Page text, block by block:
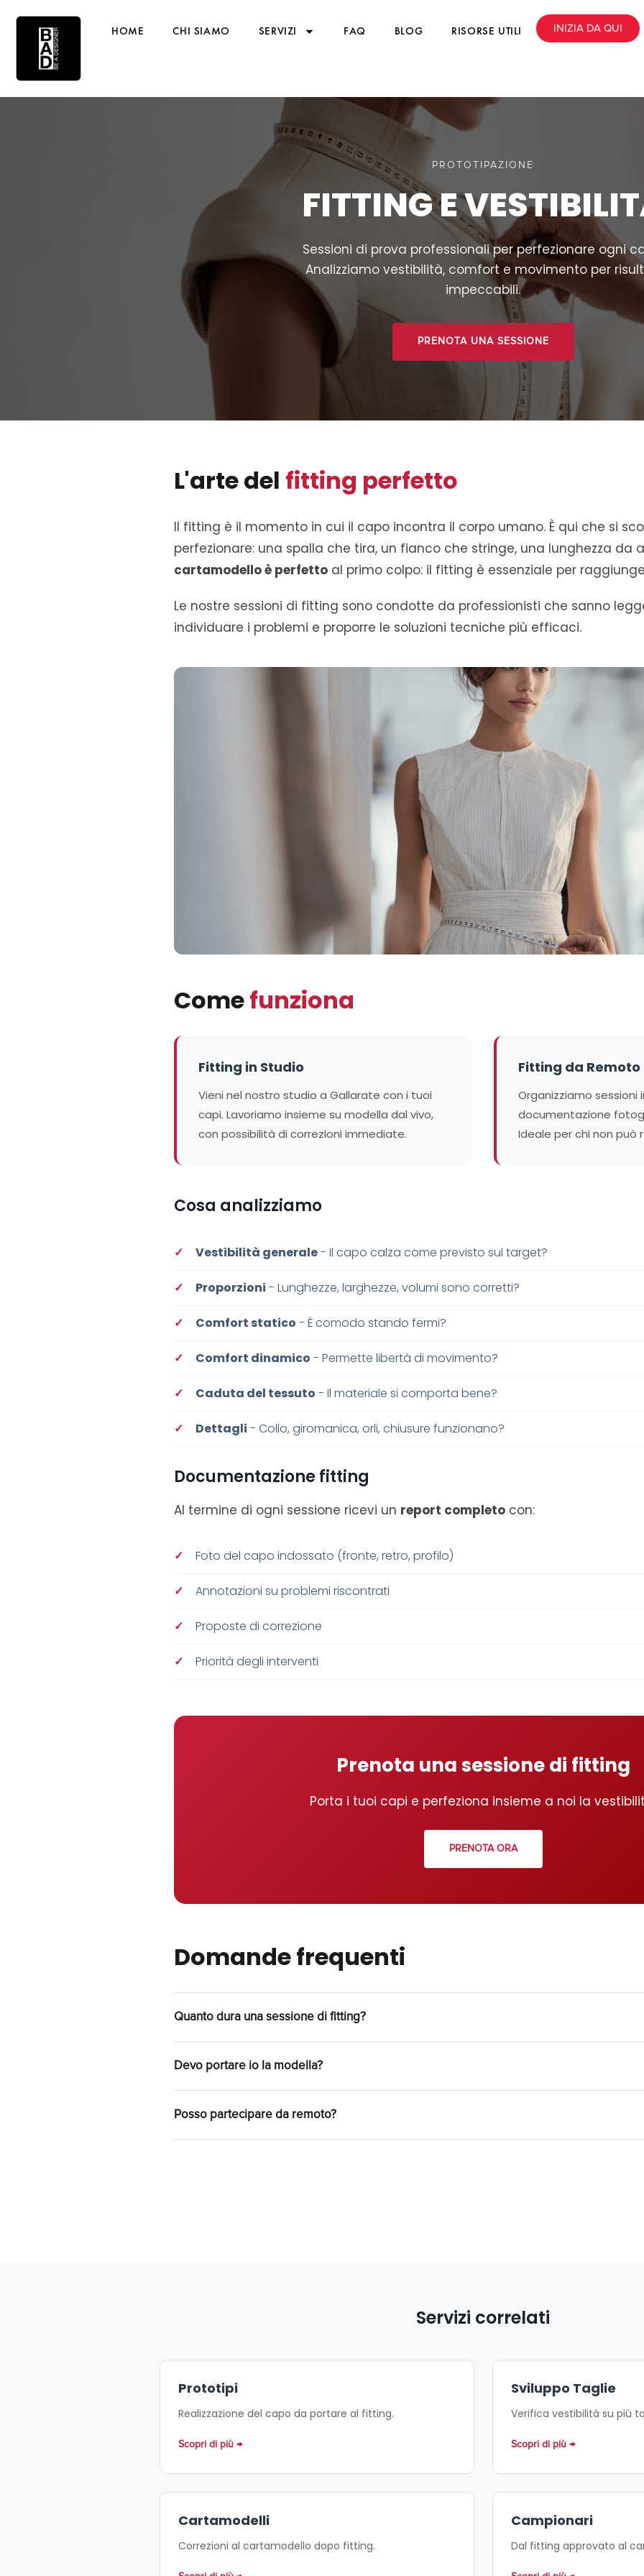
HOME CHI SIAMO SERVIZI FAQ BLOG RISORSE UTILI INIZIA DA QUI
PROTOTIPAZIONE
FITTING E
Sessioni di prova professionali per perfezionare ogni
Analizziamo vestibilità, comfort e movimento per
impeccabili.
PRENOTA UNA SESSIONE
L'arte del fitting perfetto
Il fitting è il momento in cui il capo incontra il corpo umano. È qui che si
perfezionare: una spalla che tira, un fianco che stringe, una lunghezza da
cartamodello è perfetto al primo colpo: il fitting è essenziale per
Le nostre sessioni di fitting sono condotte da professionisti che sanno
individuare i problemi e proporre le soluzioni tecniche più efficaci.
Comefunziona
Fitting in Studio
Vieni nel nostro studio a Gallarate con i tuoi
capi. Lavoriamo insieme su modella dal vivo,
con possibilità di correzioni immediate.
Fitting da Remoto
Organizziamo
documentazione
Ideale per chi non può
Cosa analizziamo
Vestibilità generale- Il capo calza come previsto sul target?
Proporzioni - Lunghezze, larghezze, volumi sono corretti?
Comfort statico - È comodo stando fermi?
Comfort dinamico - Permette libertà di movimento?
Caduta del tessuto - Il materiale si comporta bene?
Dettagli - Collo, giromanica, orli, chiusure funzionano?
Documentazione fitting
Al termine di ogni sessione ricevi un report completo con:
Foto del capo indossato (fronte, retro, profilo)
Annotazioni su problemi riscontrati
Proposte di correzione
Priorità degli interventi
Prenota una sessione di fitting
Porta i tuoi capi e perfeziona insieme a noi la
PRENOTA ORA
Domande frequenti
Quanto dura una sessione di fitting?
ampie organizziamo sessioni multiple.
Devo portare io la modella?
standard. Indicaci in anticipo le misure necessarie.
Posso partecipare da remoto?
Servizi correlati
Prototipi
Realizzazione del capo da portare al fitting.
Scopri di più
Sviluppo Taglie
Verifica vestibilità su più
Scopri di più
Cartamodelli
Correzioni al cartamodello dopo fitting.
Campionari
Dal fitting approvato al